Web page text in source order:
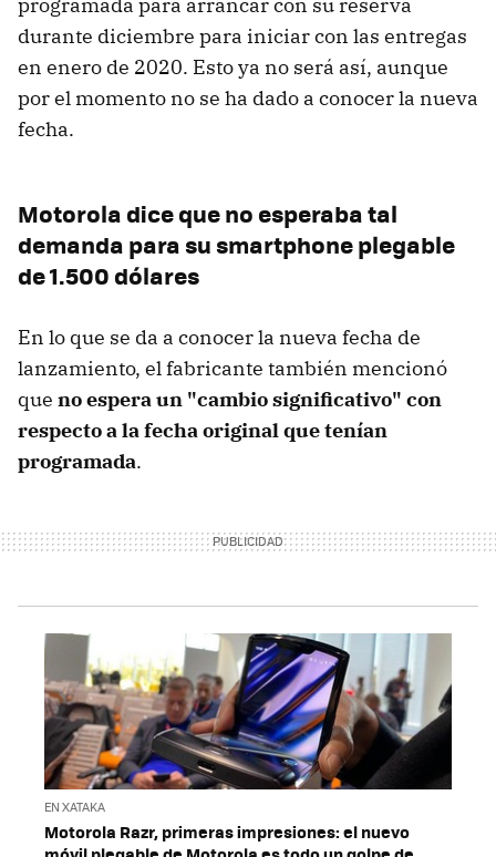
programada para arrancar con su reserva
durante diciembre para iniciar con las entregas
en enero de 2020. Esto ya no será así, aunque
por el momento no se ha dado a conocer la nueva
fecha.
Motorola dice que no esperaba tal
demanda para su smartphone plegable
de 1.500 dólares
En lo que se da a conocer la nueva fecha de
lanzamiento, el fabricante también mencionó
que no espera un "cambio significativo" con
respecto a la fecha original que tenían
programada.
EN XATAKA
Motorola Razr, primeras impresiones: el nuevo